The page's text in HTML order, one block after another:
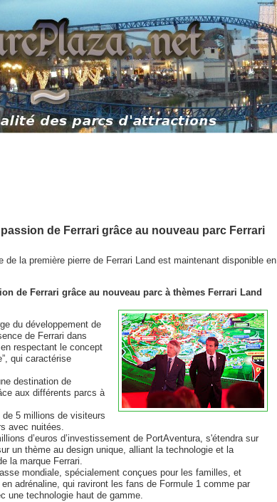
de Ferrari grâce au nouveau parc Ferrari
la première pierre de Ferrari Land est maintenant disponible en
de Ferrari grâce au nouveau parc à thèmes Ferrari Land
du développement de
de Ferrari dans
respectant le concept
qui caractérise
destination de
aux différents parcs à
5 millions de visiteurs
avec nuitées.
d’euros d’investissement de PortAventura, s'étendra sur
un thème au design unique, alliant la technologie et la
la marque Ferrari.
mondiale, spécialement conçues pour les familles, et
adrénaline, qui raviront les fans de Formule 1 comme par
une technologie haut de gamme.